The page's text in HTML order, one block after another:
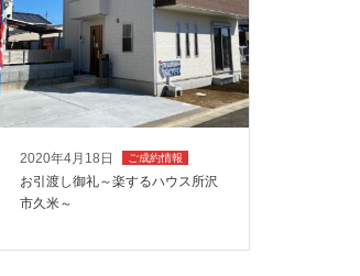
2020年4月18日 ご成約情報
お引渡し御礼～楽するハウス所沢
市久米～